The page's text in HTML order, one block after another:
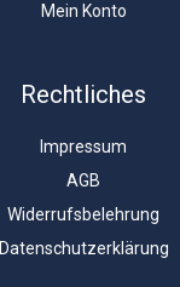
Mein Konto
Rechtliches
Impressum
AGB
Widerrufsbelehrung
Datenschutzerklärung